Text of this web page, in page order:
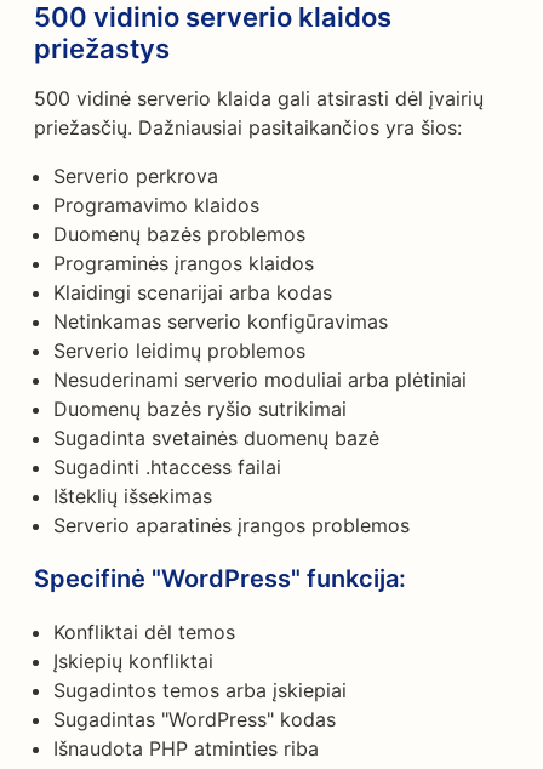
500 vidinio serverio klaidos
priežastys
500 vidinė serverio klaida gali atsirasti dėl įvairių
priežasčių. Dažniausiai pasitaikančios yra šios:
Serverio perkrova
Programavimo klaidos
Duomenų bazės problemos
Programinės įrangos klaidos
Klaidingi scenarijai arba kodas
Netinkamas serverio konfigūravimas
Serverio leidimų problemos
Nesuderinami serverio moduliai arba plėtiniai
Duomenų bazės ryšio sutrikimai
Sugadinta svetainės duomenų bazė
Sugadinti .htaccess failai
Išteklių išsekimas
Serverio aparatinės įrangos problemos
Specifinė "WordPress" funkcija:
Konfliktai dėl temos
Įskiepių konfliktai
Sugadintos temos arba įskiepiai
Sugadintas "WordPress" kodas
Išnaudota PHP atminties riba